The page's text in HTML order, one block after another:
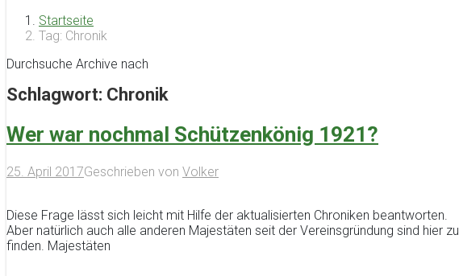
Startseite
Tag: Chronik
Durchsuche Archive nach
Schlagwort: Chronik
Wer war nochmal Schützenkönig 1921?
25. April 2017Geschrieben von Volker
Diese Frage lässt sich leicht mit Hilfe der aktualisierten Chroniken beantworten.
Aber natürlich auch alle anderen Majestäten seit der Vereinsgründung sind hier zu
finden. Majestäten